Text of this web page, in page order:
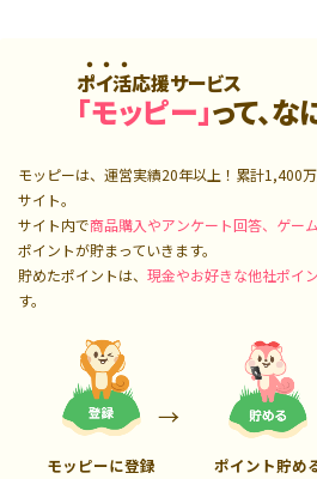
ポイ活応援サービス
「モッピー」って、な
モッピーは、運営実績20年以上！累計1,400
サイト。
サイト内で商品購入やアンケート回答、ゲーム
ポイントが貯まっていきます。
貯めたポイントは、 現金やお好きな他社ポイ
す。
モッピーに登録 ポイント貯め